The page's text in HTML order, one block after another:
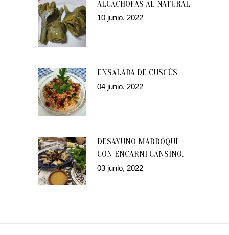
ALCACHOFAS AL NATURAL
10 junio, 2022
ENSALADA DE CUSCÚS
04 junio, 2022
DESAYUNO MARROQUÍ
CON ENCARNI CANSINO.
03 junio, 2022